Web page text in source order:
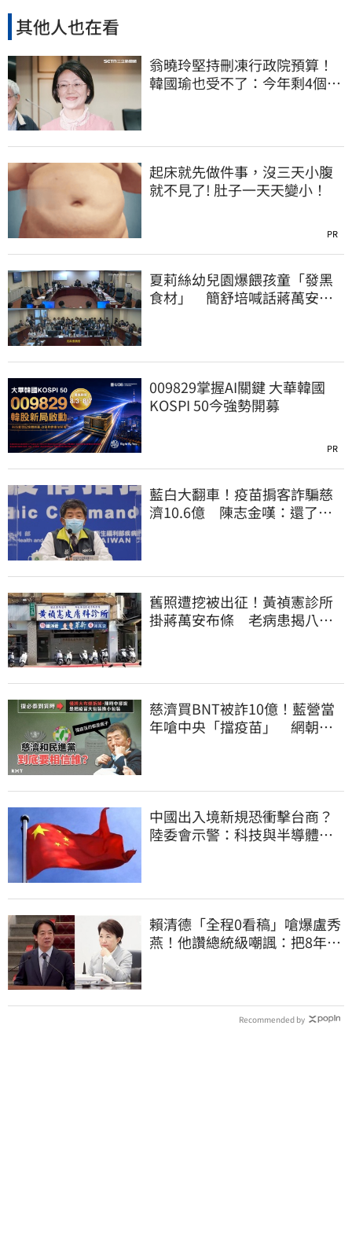
其他人也在看
翁曉玲堅持刪凍行政院預算！
韓國瑜也受不了：今年剩4個月
起床就先做件事，沒三天小腹
就不見了! 肚子一天天變小！
PR
夏莉絲幼兒園爆餵孩童「發黑
食材」 簡舒培喊話蔣萬安：
009829掌握AI關鍵 大華韓國
KOSPI 50今強勢開募
PR
藍白大翻車！疫苗掮客詐騙慈
濟10.6億 陳志金嘆：還了陳
舊照遭挖被出征！黃禎憲診所
掛蔣萬安布條 老病患揭八仙
慈濟買BNT被詐10億！藍營當
年嗆中央「擋疫苗」 網朝
中國出入境新規恐衝擊台商？
陸委會示警：科技與半導體從
賴清德「全程0看稿」嗆爆盧秀
燕！他讚總統級嘲諷：把8年總
Recommended by